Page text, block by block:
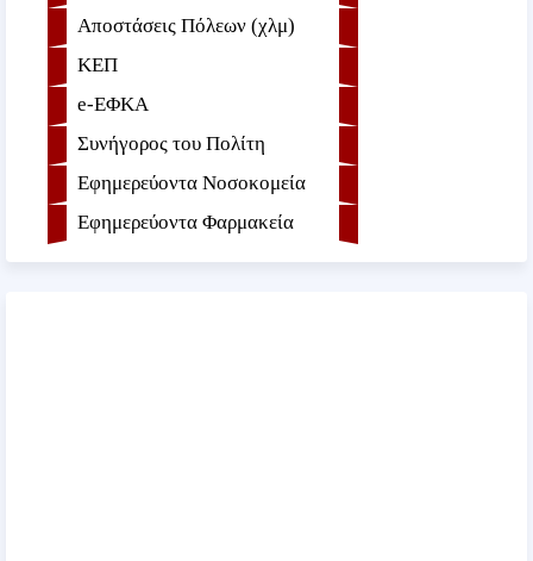
Αποστάσεις Πόλεων (χλμ)
ΚΕΠ
e-ΕΦKA
Συνήγορος του Πολίτη
Εφημερεύοντα Νοσοκομεία
Εφημερεύοντα Φαρμακεία